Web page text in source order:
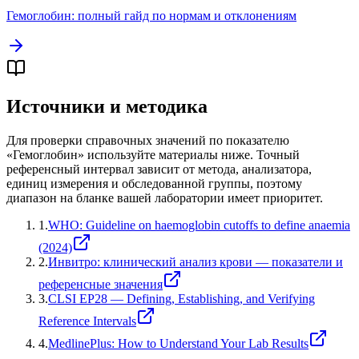
Гемоглобин: полный гайд по нормам и отклонениям
Источники и методика
Для проверки справочных значений по показателю
«Гемоглобин» используйте материалы ниже. Точный
референсный интервал зависит от метода, анализатора,
единиц измерения и обследованной группы, поэтому
диапазон на бланке вашей лаборатории имеет приоритет.
1 .WHO: Guideline on haemoglobin cutoffs to define anaemia
(2024)
2.Инвитро: клинический анализ крови — показатели и
референсные значения
3.CLSI EP28 — Defining, Establishing, and Verifying
Reference Intervals
4.MedlinePlus: How to Understand Your Lab Results